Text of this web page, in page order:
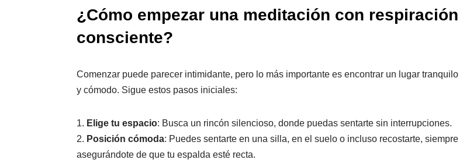
¿Cómo empezar una meditación con respiración
consciente?
Comenzar puede parecer intimidante, pero lo más importante es encontrar un lugar tranquilo
y cómodo. Sigue estos pasos iniciales:
1. Elige tu espacio: Busca un rincón silencioso, donde puedas sentarte sin interrupciones.
2. Posición cómoda: Puedes sentarte en una silla, en el suelo o incluso recostarte, siempre
asegurándote de que tu espalda esté recta.